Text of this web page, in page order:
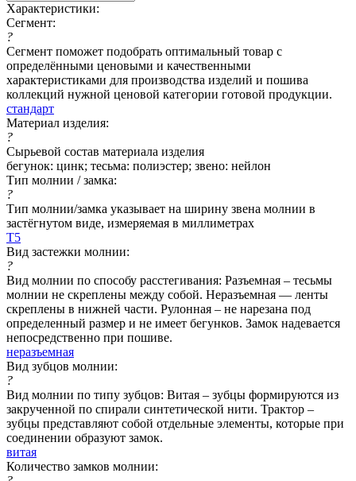
Характеристики:
Сегмент:
?
Сегмент поможет подобрать оптимальный товар с
определёнными ценовыми и качественными
характеристиками для производства изделий и пошива
коллекций нужной ценовой категории готовой продукции.
стандарт
Материал изделия:
?
Сырьевой состав материала изделия
бегунок: цинк; тесьма: полиэстер; звено: нейлон
Тип молнии / замка:
?
Тип молнии/замка указывает на ширину звена молнии в
застёгнутом виде, измеряемая в миллиметрах
Т5
Вид застежки молнии:
?
Вид молнии по способу расстегивания: Разъемная – тесьмы
молнии не скреплены между собой. Неразъемная — ленты
скреплены в нижней части. Рулонная – не нарезана под
определенный размер и не имеет бегунков. Замок надевается
непосредственно при пошиве.
неразъемная
Вид зубцов молнии:
?
Вид молнии по типу зубцов: Витая – зубцы формируются из
закрученной по спирали синтетической нити. Трактор –
зубцы представляют собой отдельные элементы, которые при
соединении образуют замок.
витая
Количество замков молнии: